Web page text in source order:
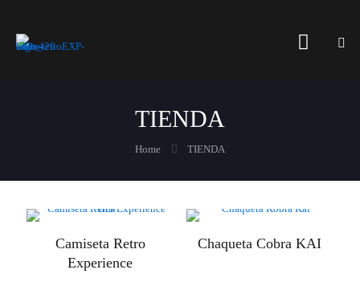
TIENDA
Home TIENDA
Camiseta Retro
Experience
Chaqueta Cobra KAI